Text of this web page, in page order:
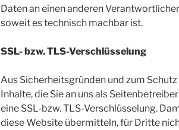
Daten an einen anderen
soweit es technisch machbar ist.
SSL- bzw. TLS-Verschlüsselung
Aus Sicherheitsgründen und zum
Inhalte, die Sie an uns als
eine SSL-bzw. TLS-Verschlüsselung.
diese Website übermitteln, für Dritte